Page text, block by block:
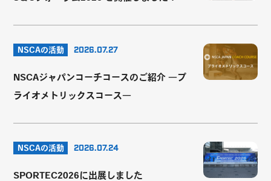
NSCAの活動 2026.07.27
NSCAジャパンコーチコースのご紹介 ―プ
ライオメトリックスコース―
NSCAの活動 2026.07.24
SPORTEC2026に出展しました